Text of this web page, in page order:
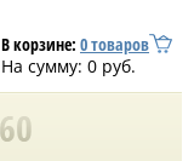
В корзине: 0товаров
На сумму: 0 руб.